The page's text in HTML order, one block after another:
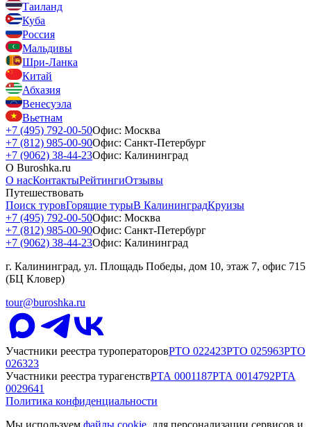
Таиланд
Куба
Россия
Мальдивы
Шри-Ланка
Китай
Абхазия
Венесуэла
Вьетнам
+7 (495) 792-00-50Офис: Москва
+7 (812) 985-00-90Офис: Санкт-Петербург
+7 (9062) 38-44-23Офис: Калининград
О Buroshka.ru
О насКонтактыРейтингиОтзывы
Путешествовать
Поиск туровГорящие турыВ КалининградКруизы
+7 (495) 792-00-50Офис: Москва
+7 (812) 985-00-90Офис: Санкт-Петербург
+7 (9062) 38-44-23Офис: Калининград
г. Калининград, ул. Площадь Победы, дом 10, этаж 7, офис 715
(БЦ Кловер)
tour@buroshka.ru
Участники реестра туроператоровРТО 022423РТО 025963РТО
026323
Участники реестра турагенствРТА 0001187РТА 0014792РТА
0029641
Политика конфиденциальности